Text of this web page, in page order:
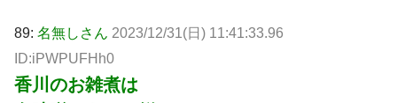
89: 名無しさん 2023/12/31(日) 11:41:33.96
ID:iPWPUFHh0
香川のお雑煮は